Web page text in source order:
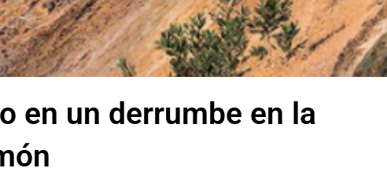
en un derrumbe en la